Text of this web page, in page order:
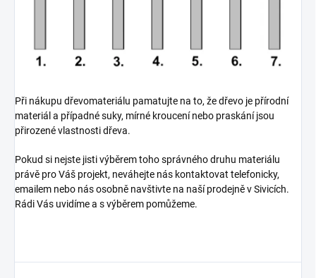
Při nákupu dřevomateriálu pamatujte na to, že dřevo je přírodní
materiál a případné suky, mírné kroucení nebo praskání jsou
přirozené vlastnosti dřeva.
Pokud si nejste jisti výběrem toho správného druhu materiálu
právě pro Váš projekt, neváhejte nás kontaktovat telefonicky,
emailem nebo nás osobně navštivte na naší prodejně v Sivicích.
Rádi Vás uvidíme a s výběrem pomůžeme.